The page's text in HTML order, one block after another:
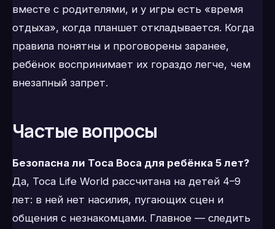
вместе с родителями, и у игры есть «время
отдыха», когда планшет откладывается. Когда
правила понятны и проговорены заранее,
ребёнок воспринимает их гораздо легче, чем
внезапный запрет.
Частые вопросы
Безопасна ли Toca Boca для ребёнка 5 лет?
Да, Toca Life World рассчитана на детей 4–9
лет: в ней нет насилия, пугающих сцен и
общения с незнакомцами. Главное — следить